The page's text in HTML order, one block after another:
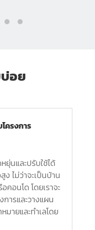
อย
ครงการ
ยุ่นและปรับใช้ได้
ง ไม่ว่าจะเป็นบ้าน
อนโด โดยเราจะ
การและวางแผน
มายและทำเลโดย